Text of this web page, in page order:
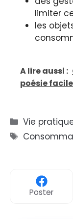
limiter
les
A lire aussi :
poésie
Catégories
Vie
Étiquettes
Poster